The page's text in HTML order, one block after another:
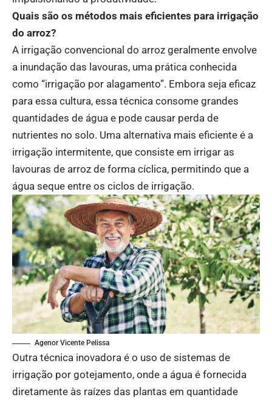
Quais são os métodos mais eficientes para irrigação
do arroz?
A irrigação convencional do arroz geralmente envolve
a inundação das lavouras, uma prática conhecida
como “irrigação por alagamento”. Embora seja eficaz
para essa cultura, essa técnica consome grandes
quantidades de água e pode causar perda de
nutrientes no solo. Uma alternativa mais eficiente é a
irrigação intermitente, que consiste em irrigar as
lavouras de arroz de forma cíclica, permitindo que a
água seque entre os ciclos de irrigação.
Agenor Vicente Pelissa
Outra técnica inovadora é o uso de sistemas de
irrigação por gotejamento, onde a água é fornecida
diretamente às raízes das plantas em quantidade